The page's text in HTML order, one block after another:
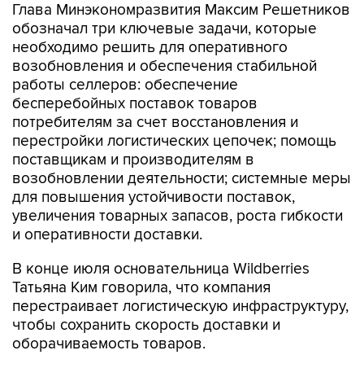
Глава Минэкономразвития Максим Решетников
обозначал три ключевые задачи, которые
необходимо решить для оперативного
возобновления и обеспечения стабильной
работы селлеров: обеспечение
бесперебойных поставок товаров
потребителям за счет восстановления и
перестройки логистических цепочек; помощь
поставщикам и производителям в
возобновлении деятельности; системные меры
для повышения устойчивости поставок,
увеличения товарных запасов, роста гибкости
и оперативности доставки.
В конце июля основательница Wildberries
Татьяна Ким говорила, что компания
перестраивает логистическую инфраструктуру,
чтобы сохранить скорость доставки и
оборачиваемость товаров.